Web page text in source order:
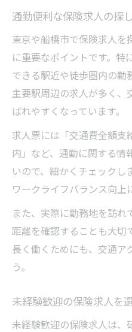
通勤便利な保険求人の探
東京や船橋市で保険求人を
に重要なポイントです。特
できる駅近や徒歩圏内の勤
主要駅周辺の求人が多く、
ばれやすくなっています。
求人票には「交通費全額支
内」など、通勤に関する情
いので、細かくチェックし
ワークライフバランス向上
また、実際に勤務地を訪
距離を確認することも大切
長く働くためにも、交通ア
う。
未経験歓迎の保険求人を
未経験歓迎の保険求人は、